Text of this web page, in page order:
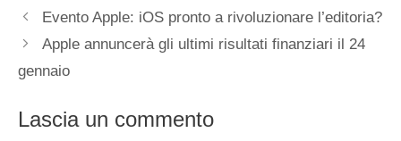
Evento Apple: iOS pronto a rivoluzionare l’editoria?
Apple annuncerà gli ultimi risultati finanziari il 24
gennaio
Lascia un commento